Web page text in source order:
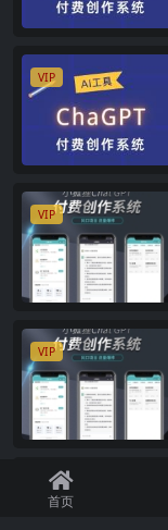
VIP
VIP
VIP
VIP
首页